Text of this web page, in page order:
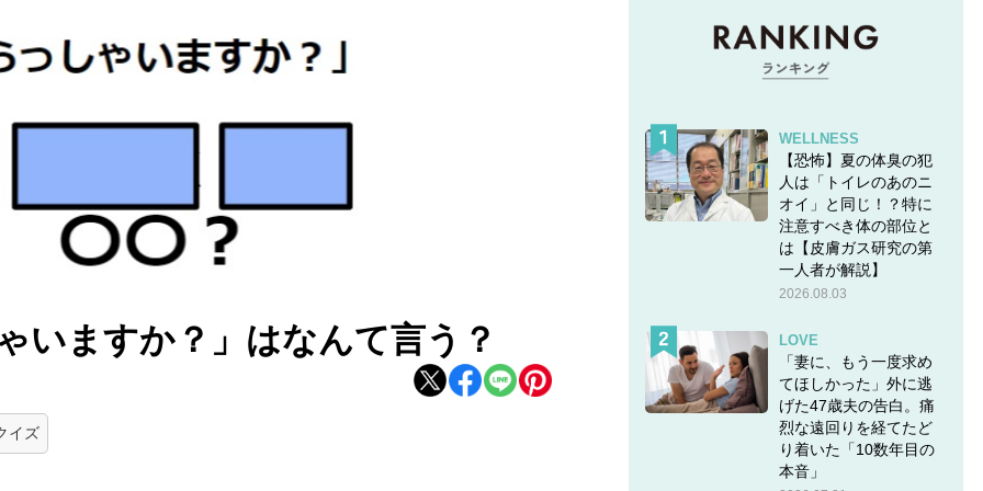
いますか？」はなんて言う？
イズ
WELLNESS
【恐怖】夏の体臭の犯
人は「トイレのあのニ
オイ」と同じ！？特に
注意すべき体の部位と
は【皮膚ガス研究の第
一人者が解説】
2026.08.03
LOVE
「妻に、もう一度求め
てほしかった」外に逃
げた47歳夫の告白。痛
烈な遠回りを経てたど
り着いた「10数年目の
本音」